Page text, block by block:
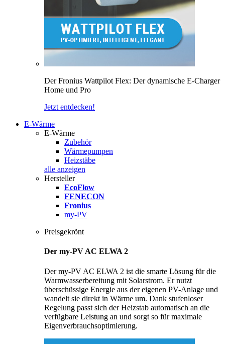
Der Fronius Wattpilot Flex: Der dynamische E-Charger
Home und Pro
Jetzt entdecken!
E-Wärme
E-Wärme
Zubehör
Wärmepumpen
Heizstäbe
alle anzeigen
Hersteller
EcoFlow
FENECON
Fronius
my-PV
Preisgekrönt
Der my-PV AC ELWA 2
Der my-PV AC ELWA 2 ist die smarte Lösung für die
Warmwasserbereitung mit Solarstrom. Er nutzt
überschüssige Energie aus der eigenen PV-Anlage und
wandelt sie direkt in Wärme um. Dank stufenloser
Regelung passt sich der Heizstab automatisch an die
verfügbare Leistung an und sorgt so für maximale
Eigenverbrauchsoptimierung.